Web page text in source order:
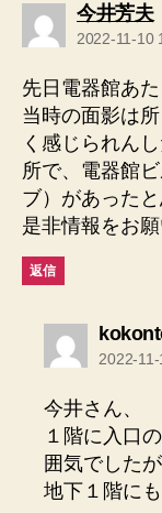
今井芳夫の
2022-11-10
先日電器館あ
当時の面影は
く感じられんし
所で、電器館
ブ）があった
是非情報をお願
返信
2022-
今井さん、
１階に入口
囲気でしたが
地下１階に